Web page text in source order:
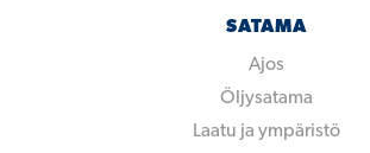
SATAMA
Ajos
Öljysatama
Laatu ja ympäristö